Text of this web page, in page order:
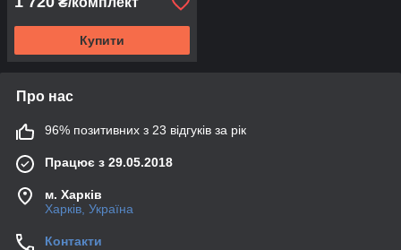
Купити
Про нас
96% позитивних з 23 відгуків за рік
Працює з 29.05.2018
м. Харків
Харків, Україна
Контакти